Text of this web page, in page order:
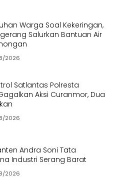
Warga Soal Kekeringan,
Salurkan Bantuan Air
2026
Satlantas Polresta
Aksi Curanmor, Dua
2026
Andra Soni Tata
Industri Serang Barat
2026